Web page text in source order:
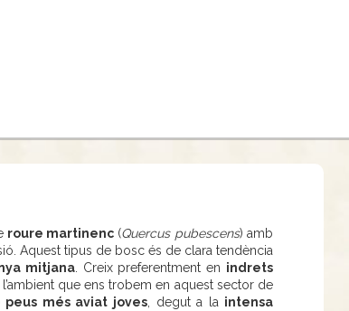
roure martinenc (Quercus pubescens) amb
Aquest tipus de bosc és de clara tendència
mitjana. Creix preferentment en indrets
que ens trobem en aquest sector de
peus més aviat joves , degut a la intensa